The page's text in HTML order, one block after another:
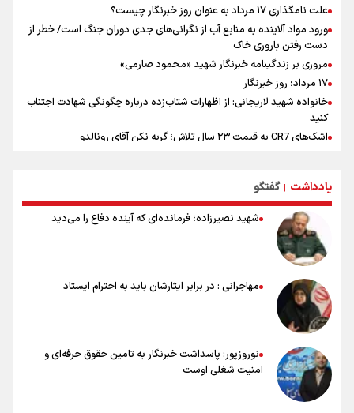
علت نامگذاری ۱۷ مرداد به عنوان روز خبرنگار چیست؟
ورود مواد آلاینده به منابع آب از نگرانی‌های جدی دوران جنگ است/ خطر از
دست رفتن باروری خاک
مروری بر زندگینامه خبرنگار شهید «محمود صارمی»
۱۷ مرداد؛ روز خبرنگار
خانواده شهید لاریجانی: از اظهارات شتاب‌زده درباره چگونگی شهادت اجتناب
کنید
اشک‌های CR7 به قیمت ۲۳ سال تلاش؛ گریه نکن آقای رونالدو
تلاش مدام برای زنده نگه داشتن هنر ایرانی
نصرتی: پاسخ بیرانوند سنخیتی با صحبت‌های علی دایی نداشت/
ملی‌پوشان نباید از خودشان تعریف کنند!
خلعتبری: جای دو سه نفر در جام جهانی خالی بود/ تیم ملی نیاز به تغییر
نسل دارد/ دوست دارم آرژانتین قهرمان شود
شاهرخی: اندازه داشته‌هایمان از بازار جام جهانی برداشت کردیم/ دودستی
سرنوشت صعود را به تیم‌های دیگر سپردیم
عالمی: جام جهانی از مرحله حذفی جان گرفت/ درباره شیوه بازی تیم ملی
نقد وجود دارد
یادداشت | گفتگو
شهید نصیرزاده؛ فرمانده‌ای که آینده دفاع را می‌دید
مهاجرانی : در برابر ایثارشان باید به احترام ایستاد
نوروزپور: پاسداشت خبرنگار به تامین حقوق حرفه‌ای و
امنیت شغلی اوست